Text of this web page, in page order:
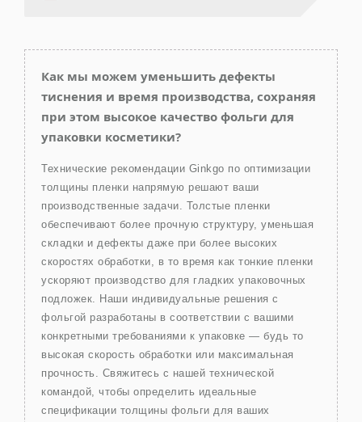
Как мы можем уменьшить дефекты
тиснения и время производства, сохраняя
при этом высокое качество фольги для
упаковки косметики?
Технические рекомендации Ginkgo по оптимизации
толщины пленки напрямую решают ваши
производственные задачи. Толстые пленки
обеспечивают более прочную структуру, уменьшая
складки и дефекты даже при более высоких
скоростях обработки, в то время как тонкие пленки
ускоряют производство для гладких упаковочных
подложек. Наши индивидуальные решения с
фольгой разработаны в соответствии с вашими
конкретными требованиями к упаковке — будь то
высокая скорость обработки или максимальная
прочность. Свяжитесь с нашей технической
командой, чтобы определить идеальные
спецификации толщины фольги для ваших